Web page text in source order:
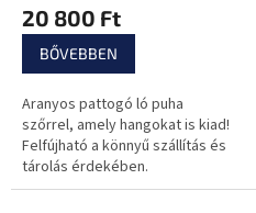
20 800 Ft
BŐVEBBEN
Aranyos pattogó ló puha
szőrrel, amely hangokat is kiad!
Felfújható a könnyű szállítás és
tárolás érdekében.